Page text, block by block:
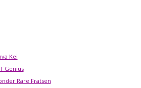
Kei
Genius
Rare Fratsen